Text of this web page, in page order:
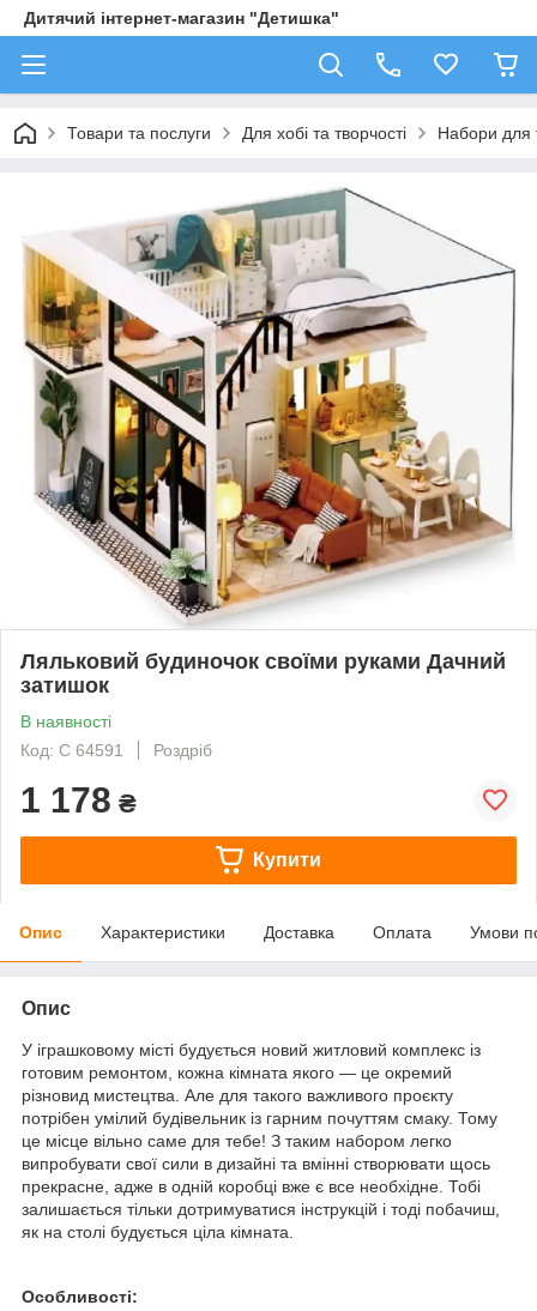
Дитячий інтернет-магазин "Детишка"
Товари та послуги Для хобі та творчості Набори для
Ляльковий будиночок своїми руками Дачний
затишок
В наявності
Код: С 64591
Роздріб
1 178 ₴
Купити
Опис Характеристики Доставка Оплата Умови
Опис
У іграшковому місті будується новий житловий комплекс із
готовим ремонтом, кожна кімната якого — це окремий
різновид мистецтва. Але для такого важливого проєкту
потрібен умілий будівельник із гарним почуттям смаку. Тому
це місце вільно саме для тебе! З таким набором легко
випробувати свої сили в дизайні та вмінні створювати щось
прекрасне, адже в одній коробці вже є все необхідне. Тобі
залишається тільки дотримуватися інструкцій і тоді побачиш,
як на столі будується ціла кімната.
Особливості: